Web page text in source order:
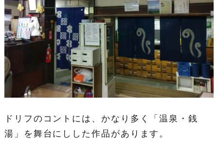
ドリフのコントには、かなり多く「温泉・銭
湯」を舞台にしした作品があります。